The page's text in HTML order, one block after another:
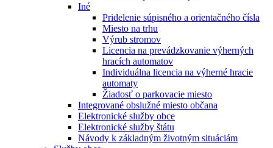
Iné
Pridelenie súpisného a orientačného čísla
Miesto na trhu
Výrub stromov
Licencia na prevádzkovanie výherných
hracích automatov
Individuálna licencia na výherné hracie
automaty
Žiadosť o parkovacie miesto
Integrované obslužné miesto občana
Elektronické služby obce
Elektronické služby štátu
Návody k základným životným situáciám